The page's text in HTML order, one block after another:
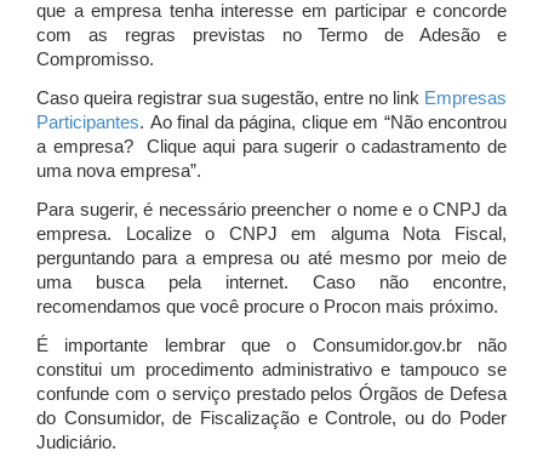
que a empresa tenha interesse em participar e concorde
com as regras previstas no Termo de Adesão e
Compromisso.
Caso queira registrar sua sugestão, entre no link Empresas
Participantes. Ao final da página, clique em “Não encontrou
a empresa? Clique aqui para sugerir o cadastramento de
uma nova empresa”.
Para sugerir, é necessário preencher o nome e o CNPJ da
empresa. Localize o CNPJ em alguma Nota Fiscal,
perguntando para a empresa ou até mesmo por meio de
uma busca pela internet. Caso não encontre,
recomendamos que você procure o Procon mais próximo.
É importante lembrar que o Consumidor.gov.br não
constitui um procedimento administrativo e tampouco se
confunde com o serviço prestado pelos Órgãos de Defesa
do Consumidor, de Fiscalização e Controle, ou do Poder
Judiciário.